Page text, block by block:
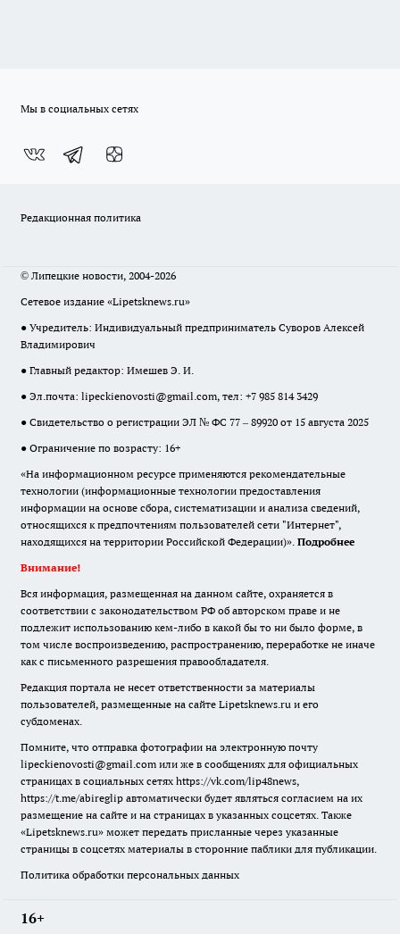
Мы в социальных сетях
Редакционная политика
© Липецкие новости, 2004-2026
Сетевое издание «Lipetsknews.ru»
● Учредитель: Индивидуальный предприниматель Суворов Алексей
Владимирович
● Главный редактор: Имешев Э. И.
● Эл.почта: lipeckienovosti@gmail.com, тел: +7 985 814 3429
● Свидетельство о регистрации ЭЛ № ФС 77 – 89920 от 15 августа 2025
● Ограничение по возрасту: 16+
«На информационном ресурсе применяются рекомендательные
технологии (информационные технологии предоставления
информации на основе сбора, систематизации и анализа сведений,
относящихся к предпочтениям пользователей сети "Интернет",
находящихся на территории Российской Федерации)». Подробнее
Внимание!
Вся информация, размещенная на данном сайте, охраняется в
соответствии с законодательством РФ об авторском праве и не
подлежит использованию кем-либо в какой бы то ни было форме, в
том числе воспроизведению, распространению, переработке не иначе
как с письменного разрешения правообладателя.
Редакция портала не несет ответственности за материалы
пользователей, размещенные на сайте Lipetsknews.ru и его
субдоменах.
Помните, что отправка фотографии на электронную почту
lipeckienovosti@gmail.com или же в сообщениях для официальных
страницах в социальных сетях https://vk.com/lip48news,
https://t.me/abireglip автоматически будет являться согласием на их
размещение на сайте и на страницах в указанных соцсетях. Также
«Lipetsknews.ru» может передать присланные через указанные
страницы в соцсетях материалы в сторонние паблики для публикации.
Политика обработки персональных данных
16+